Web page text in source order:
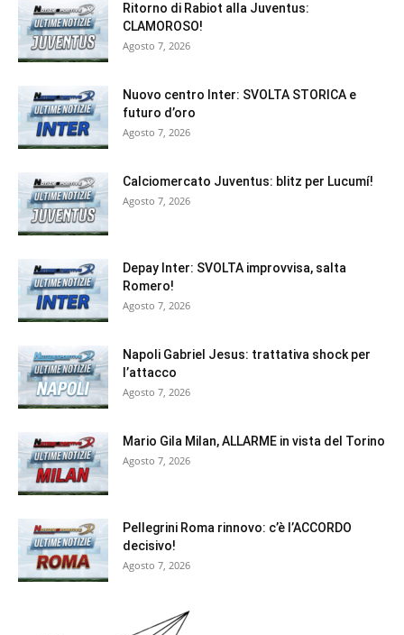
Ritorno di Rabiot alla Juventus:
CLAMOROSO!
Agosto 7, 2026
Nuovo centro Inter: SVOLTA STORICA e
futuro d’oro
Agosto 7, 2026
Calciomercato Juventus: blitz per Lucumí!
Agosto 7, 2026
Depay Inter: SVOLTA improvvisa, salta
Romero!
Agosto 7, 2026
Napoli Gabriel Jesus: trattativa shock per
l’attacco
Agosto 7, 2026
Mario Gila Milan, ALLARME in vista del Torino
Agosto 7, 2026
Pellegrini Roma rinnovo: c’è l’ACCORDO
decisivo!
Agosto 7, 2026